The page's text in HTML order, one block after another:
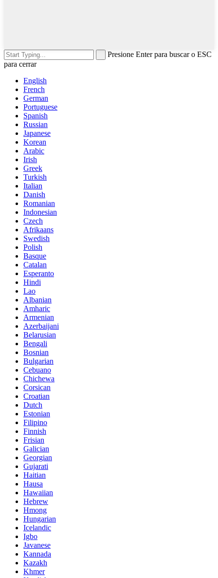
Presione Enter para buscar o ESC
para cerrar
English
French
German
Portuguese
Spanish
Russian
Japanese
Korean
Arabic
Irish
Greek
Turkish
Italian
Danish
Romanian
Indonesian
Czech
Afrikaans
Swedish
Polish
Basque
Catalan
Esperanto
Hindi
Lao
Albanian
Amharic
Armenian
Azerbaijani
Belarusian
Bengali
Bosnian
Bulgarian
Cebuano
Chichewa
Corsican
Croatian
Dutch
Estonian
Filipino
Finnish
Frisian
Galician
Georgian
Gujarati
Haitian
Hausa
Hawaiian
Hebrew
Hmong
Hungarian
Icelandic
Igbo
Javanese
Kannada
Kazakh
Khmer